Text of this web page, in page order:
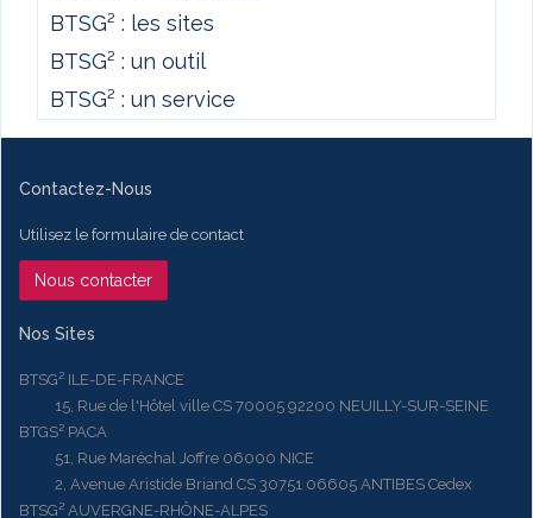
BTSG² : les sites
BTSG² : un outil
BTSG² : un service
Contactez-Nous
Utilisez le formulaire de contact
Nous contacter
Nos Sites
BTSG² ILE-DE-FRANCE
15, Rue de l'Hôtel ville CS 70005 92200 NEUILLY-SUR-SEINE
BTGS² PACA
51, Rue Maréchal Joffre 06000 NICE
2, Avenue Aristide Briand CS 30751 06605 ANTIBES Cedex
BTSG² AUVERGNE-RHÔNE-ALPES